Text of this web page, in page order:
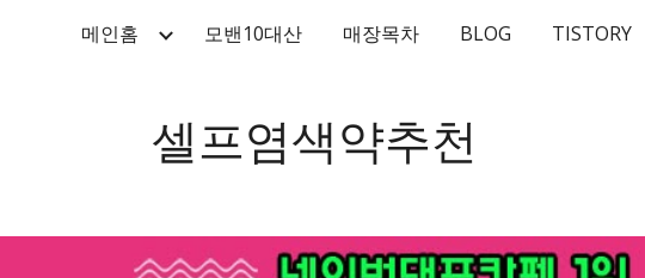
Skip to main content Skip to navigation
메인홈 모밴10대산 매장목차 BLOG TISTORY
셀프염색약추천